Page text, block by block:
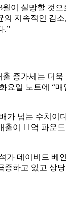
이 실망할 것
지속적인 감
.”
증가세는 더욱
일 노트에 “
가 넘는 수치이
이 11억 파운
가 데이비드 베
하고 있고 상